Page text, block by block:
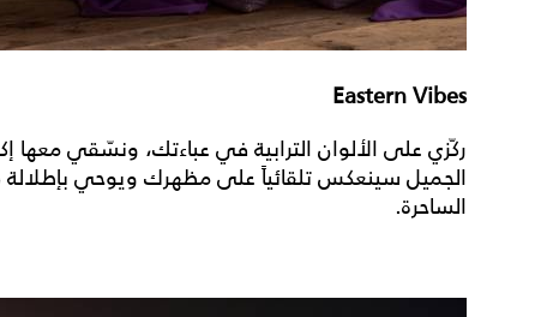
Eastern Vibes
ركّزي على الألوان الترابية في عباءتك، ونسّقي معها
الجميل سينعكس تلقائياً على مظهرك ويوحي بإطلالة
الساحرة.